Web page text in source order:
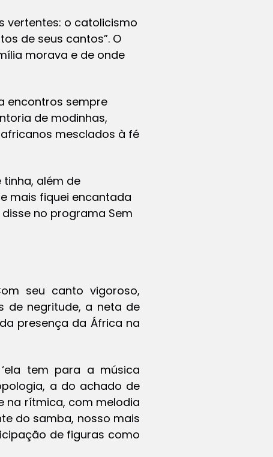
vertentes: o catolicismo
de seus cantos”. O
morava e de onde
encontros sempre
de modinhas,
mesclados à fé
tinha, além de
mais fiquei encantada
no programa Sem
seu canto vigoroso,
de negritude, a neta de
presença da África na
tem para a música
a do achado de
na rítmica, com melodia
do samba, nosso mais
de figuras como